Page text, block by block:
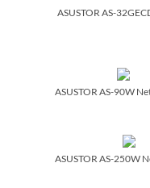
ASUSTOR AS-
ASUSTOR AS-90W
ASUSTOR AS-250W